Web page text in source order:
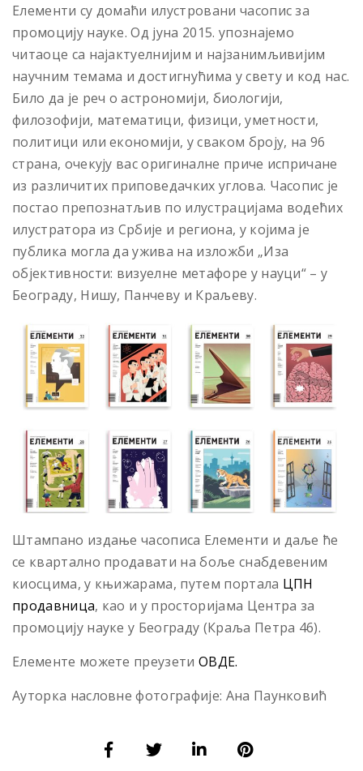
Елементи су домаћи илустровани часопис за
промоцију науке. Од јуна 2015. упознајемо
читаоце са најактуелнијим и најзанимљивијим
научним темама и достигнућима у свету и код нас.
Било да је реч о астрономији, биологији,
филозофији, математици, физици, уметности,
политици или економији, у сваком броју, на 96
страна, очекују вас оригиналне приче испричане
из различитих приповедачких углова. Часопис је
постао препознатљив по илустрацијама водећих
илустратора из Србије и региона, у којима је
публика могла да ужива на изложби „Иза
објективности: визуелне метафоре у науци“ – у
Београду, Нишу, Панчеву и Краљеву.
Штампано издање часописа Елементи и даље ће
се квартално продавати на боље снабдевеним
киосцима, у књижарама, путем портала ЦПН
продавница, као и у просторијама Центра за
промоцију науке у Београду (Краља Петра 46).
Елементе можете преузети ОВДЕ.
Ауторка насловне фотографије: Ана Паунковић